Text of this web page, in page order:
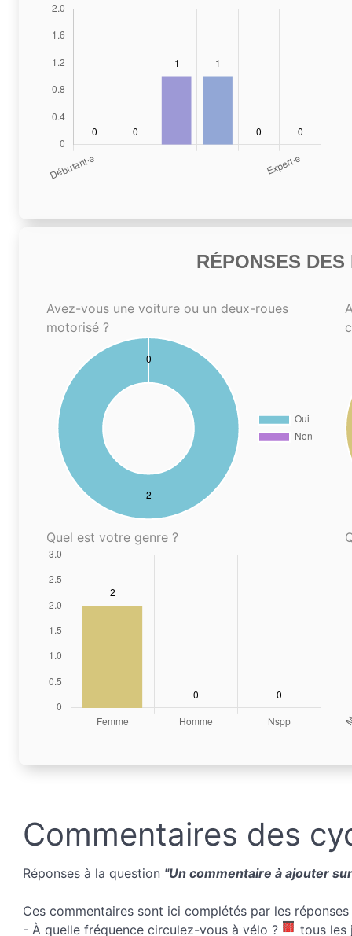
RÉPONSES
Avez-vous une voiture ou un deux-roues
motorisé ?
Quel est votre genre ?
Commentaires des
Réponses à la question "Un commentaire à ajouter
Ces commentaires sont ici complétés par les
- À quelle fréquence circulez-vous à vélo ?
tous les